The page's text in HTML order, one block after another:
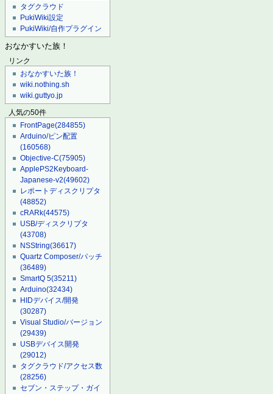
タグクラウド
PukiWiki設定
PukiWiki/自作プラグイン
おなかすいた族！
リンク
おなかすいた族！
wiki.nothing.sh
wiki.guttyo.jp
人気の50件
FrontPage(284855)
Arduino/ピン配置
(160568)
Objective-C(75905)
ApplePS2Keyboard-
Japanese-v2(49602)
レポートディスクリプタ
(48852)
cRARk(44575)
USB/ディスクリプタ
(43708)
NSString(36617)
Quartz Composer/パッチ
(36489)
SmartQ 5(35211)
Arduino(32434)
HIDデバイス/開発
(30287)
Visual Studio/バージョン
(29439)
USBデバイス開発
(29012)
タグクラウド/アクセス数
(28256)
セブン・ステップ・ガイ